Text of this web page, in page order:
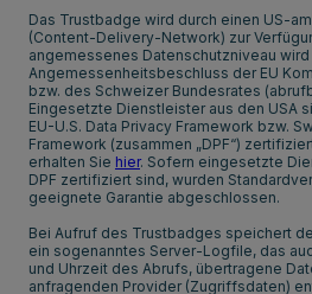
Das Trustbadge wird durch einen US-
(Content-Delivery-Network) zur
angemessenes Datenschutzniveau
Angemessenheitsbeschluss der EU
bzw. des Schweizer Bundesrates
Eingesetzte Dienstleister aus den USA
EU-U.S. Data Privacy Framework bzw.
Framework (zusammen „DPF“)
erhalten Sie hier. Sofern eingesetzte
DPF zertifiziert sind, wurden
geeignete Garantie abgeschlossen.
Bei Aufruf des Trustbadges speichert
ein sogenanntes Server-Logfile, das
und Uhrzeit des Abrufs, übertragene
anfragenden Provider (Zugriffsdaten)